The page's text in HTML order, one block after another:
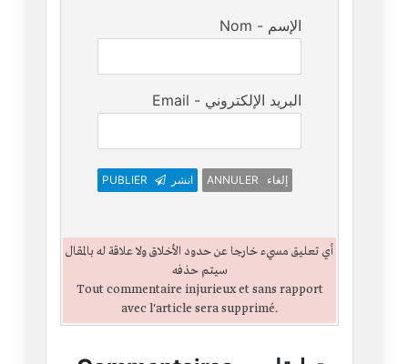
Nom - الإسم
Email - البريد الإلكتروني
PUBLIER انشر ANNULER إلغاء
أي تعليق مسيء خارجا عن حدود الأخلاق ولا علاقة له بالمقال
سيتم حذفه
Tout commentaire injurieux et sans rapport
avec l'article sera supprimé.